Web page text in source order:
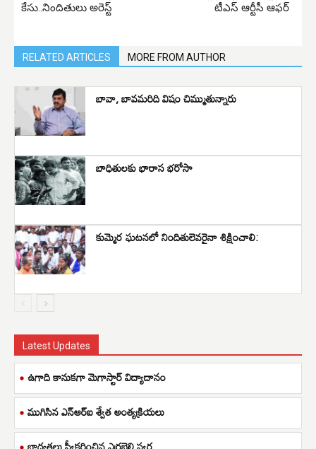
కేసు..నిందితులు అరెస్ట్
టీఎస్ ఆర్టీసీ ఆఫర్
RELATED ARTICLES MORE FROM AUTHOR
బావా, బావమరిది విషం చిమ్ముతున్నారు
బాధితులకు భారాస భరోసా
కుమ్మెర ఘటనలో నిందితులెవరైనా శిక్షించాలి:
Latest Updates
ఉగాది కానుకగా మెగాస్టార్ విద్యాదానం
ముగిసిన ఎన్ఆర్ఐ శ్వేత అంత్యక్రియలు